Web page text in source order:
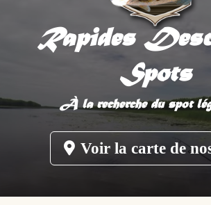
Rapides
Spots
À la recherche du spot
Voir la carte de